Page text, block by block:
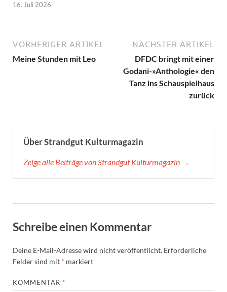
16. Juli 2026
VORHERIGER ARTIKEL
Meine Stunden mit Leo
NÄCHSTER ARTIKEL
DFDC bringt mit einer
Godani-»Anthologie« den
Tanz ins Schauspielhaus
zurück
Über Strandgut Kulturmagazin
Zeige alle Beiträge von Strandgut Kulturmagazin →
Schreibe einen Kommentar
Deine E-Mail-Adresse wird nicht veröffentlicht. Erforderliche
Felder sind mit * markiert
KOMMENTAR *